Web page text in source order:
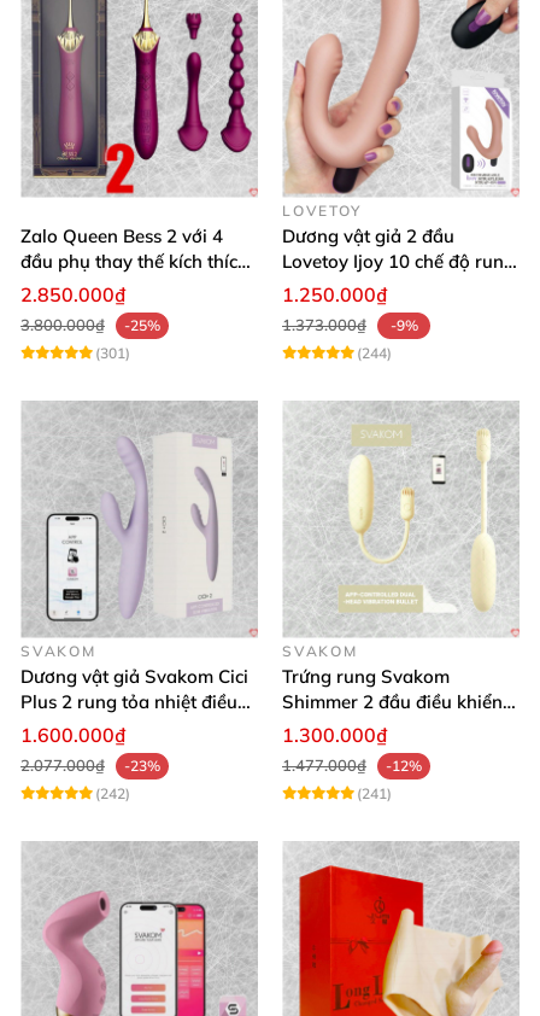
Zalo Queen Bess 2 với 4
đầu phụ thay thế kích thích
nhiều vị trí
2.850.000₫
3.800.000₫
-25%
(301)
LOVETOY
Dương vật giả 2 đầu
Lovetoy Ijoy 10 chế độ rung
silicon cao cấp sạc điện
1.250.000₫
1.373.000₫
-9%
(244)
SVAKOM
Dương vật giả Svakom Cici
Plus 2 rung tỏa nhiệt điều
khiển app an toàn silicone
1.600.000₫
2.077.000₫
-23%
(242)
SVAKOM
Trứng rung Svakom
Shimmer 2 đầu điều khiển
app tiện lợi
1.300.000₫
1.477.000₫
-12%
(241)